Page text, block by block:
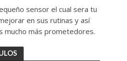
sensor el cual sera tu
en sus rutinas y así
mucho más prometedores.